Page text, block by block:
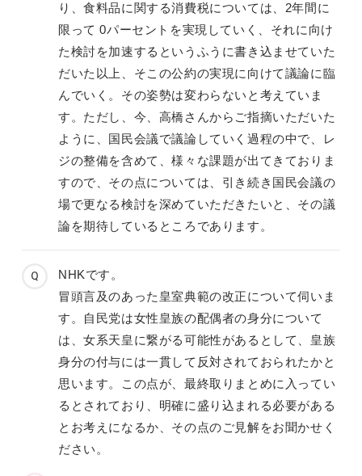
り、食料品に関する消費税については、2年間に
限って 0パーセントを実現していく、それに向け
た検討を加速するというふうに書き込ませていた
だいた以上、そこの公約の実現に向けて議論に臨
んでいく。その姿勢は変わらないと考えていま
す。ただし、今、高橋さんからご指摘いただいた
ように、国民会議で議論していく過程の中で、レ
ジの整備を含めて、様々な課題が出てきておりま
すので、その点については、引き続き国民会議の
場で更なる検討を深めていただきたいと、その議
論を期待しているところであります。
NHKです。
冒頭言及のあった皇室典範の改正について伺いま
す。自民党は女性皇族の配偶者の身分について
は、女系天皇に繋がる可能性があるとして、皇族
身分の付与には一貫して反対されておられたかと
思います。この点が、最終取りまとめに入ってい
るとされており、明確に盛り込まれる必要がある
とお考えになるか、その点のご見解をお聞かせく
ださい。